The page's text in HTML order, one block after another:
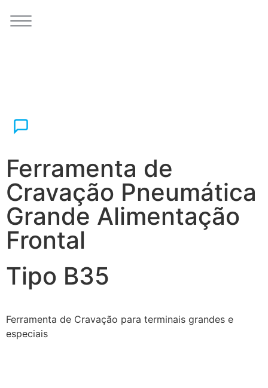
Ferramenta de
Cravação Pneumática
Grande Alimentação
Frontal
Tipo B35
Ferramenta de Cravação para terminais grandes e
especiais